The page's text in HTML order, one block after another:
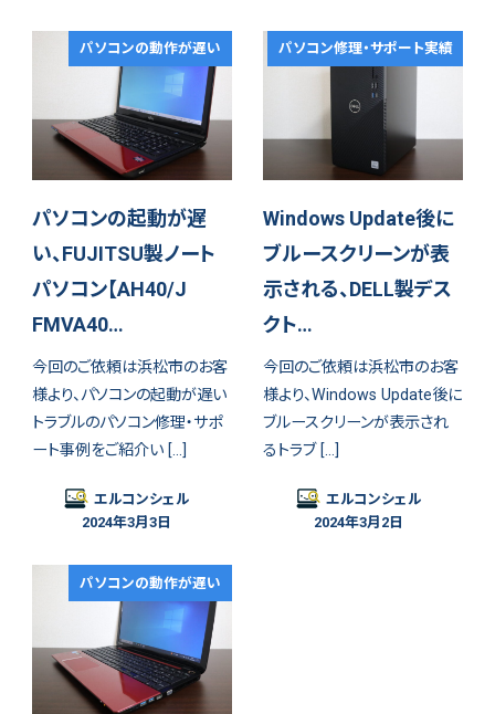
パソコンの動作が遅い
パソコンの起動が遅
い、FUJITSU製ノート
パソコン【AH40/J
FMVA40…
今回のご依頼は浜松市のお客
様より、パソコンの起動が遅い
トラブルのパソコン修理・サポ
ート事例をご紹介い […]
エルコンシェル
2024年3月3日
パソコン修理・サポート実績
Windows Update後に
ブルースクリーンが表
示される、DELL製デス
クト…
今回のご依頼は浜松市のお客
様より、Windows Update後に
ブルースクリーンが表示され
るトラブ […]
エルコンシェル
2024年3月2日
パソコンの動作が遅い